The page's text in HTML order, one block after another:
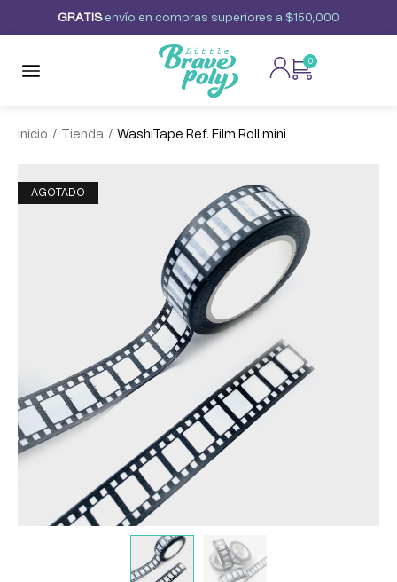
GRAT S envío en compras superiores a $150,000
0
Inicio / Tienda / WashiTape Ref. Film Roll mini
AGOTADO